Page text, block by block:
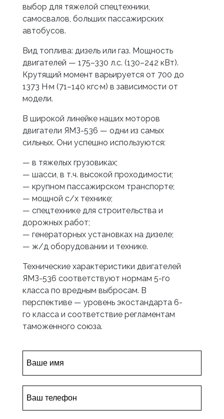
выбор для тяжелой спецтехники,
самосвалов, больших пассажирских
автобусов.
Вид топлива: дизель или газ. Мощность
двигателей — 175–330 л.с. (130–242 кВт).
Крутящий момент варьируется от 700 до
1373 Н·м (71–140 кгс·м) в зависимости от
модели.
В широкой линейке наших моторов
двигатели ЯМЗ-536 — одни из самых
сильных. Они успешно используются:
— в тяжелых грузовиках;
— шасси, в т.ч. высокой проходимости;
— крупном пассажирском транспорте;
— мощной с/х технике;
— спецтехнике для строительства и
дорожных работ;
— генераторных установках на дизеле;
— ж/д оборудовании и технике.
Технические характеристики двигателей
ЯМЗ-536 соответствуют нормам 5-го
класса по вредным выбросам. В
перспективе — уровень экостандарта 6-
го класса и соответствие регламентам
таможенного союза.